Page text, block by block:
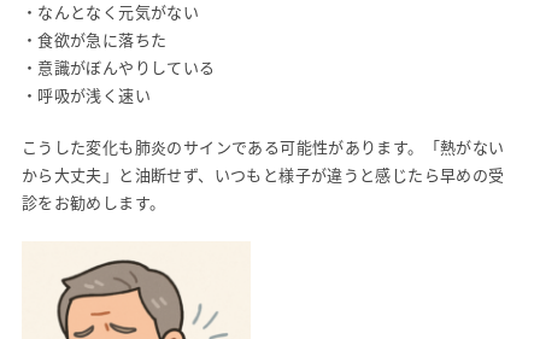
・なんとなく元気がない
・食欲が急に落ちた
・意識がぼんやりしている
・呼吸が浅く速い
こうした変化も肺炎のサインである可能性があります。「熱がない
から大丈夫」と油断せず、いつもと様子が違うと感じたら早めの受
診をお勧めします。